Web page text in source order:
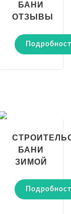
БАНИ
ОТЗЫВЫ
БАНИ
ЗИМОЙ